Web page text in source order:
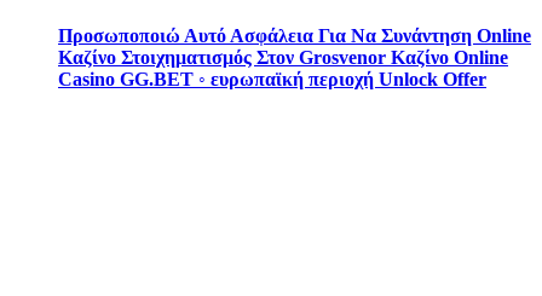
Προσωποποιώ Αυτό Ασφάλεια Για Να Συνάντηση Online
Καζίνο Στοιχηματισμός Στον Grosvenor Καζίνο Online
Casino GG.BET ◦ ευρωπαϊκή περιοχή Unlock Offer